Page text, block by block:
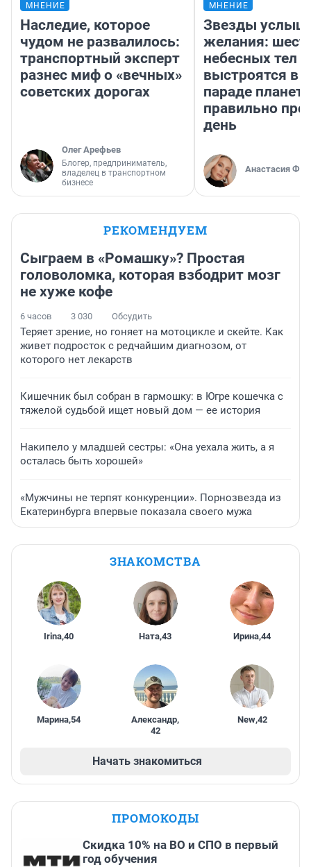
МНЕНИЕ
Наследие, которое
чудом не развалилось:
транспортный эксперт
разнес миф о «вечных»
советских дорогах
Олег Арефьев
Блогер, предприниматель,
владелец в транспортном
бизнесе
МНЕНИЕ
Звезды
желания:
небесных тел
выстроятся в
параде планет
правильно
день
Анастасия
РЕКОМЕНДУЕМ
Сыграем в «Ромашку»? Простая
головоломка, которая взбодрит мозг
не хуже кофе
6 часов 3 030 Обсудить
Теряет зрение, но гоняет на мотоцикле и скейте. Как
живет подросток с редчайшим диагнозом, от
которого нет лекарств
Кишечник был собран в гармошку: в Югре кошечка с
тяжелой судьбой ищет новый дом — ее история
Накипело у младшей сестры: «Она уехала жить, а я
осталась быть хорошей»
«Мужчины не терпят конкуренции». Порнозвезда из
Екатеринбурга впервые показала своего мужа
ЗНАКОМСТВА
Irina,40 Ната,43 Ирина,44
Марина,54 Александр,
42
New,42
Начать знакомиться
ПРОМОКОДЫ
Скидка 10% на ВО и СПО в первый
год обучения